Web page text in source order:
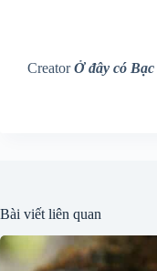
CreatorỞ đây có Bạc
Bài viết liên quan